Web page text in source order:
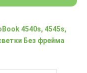
4540s, 4545s,
Без фрейма